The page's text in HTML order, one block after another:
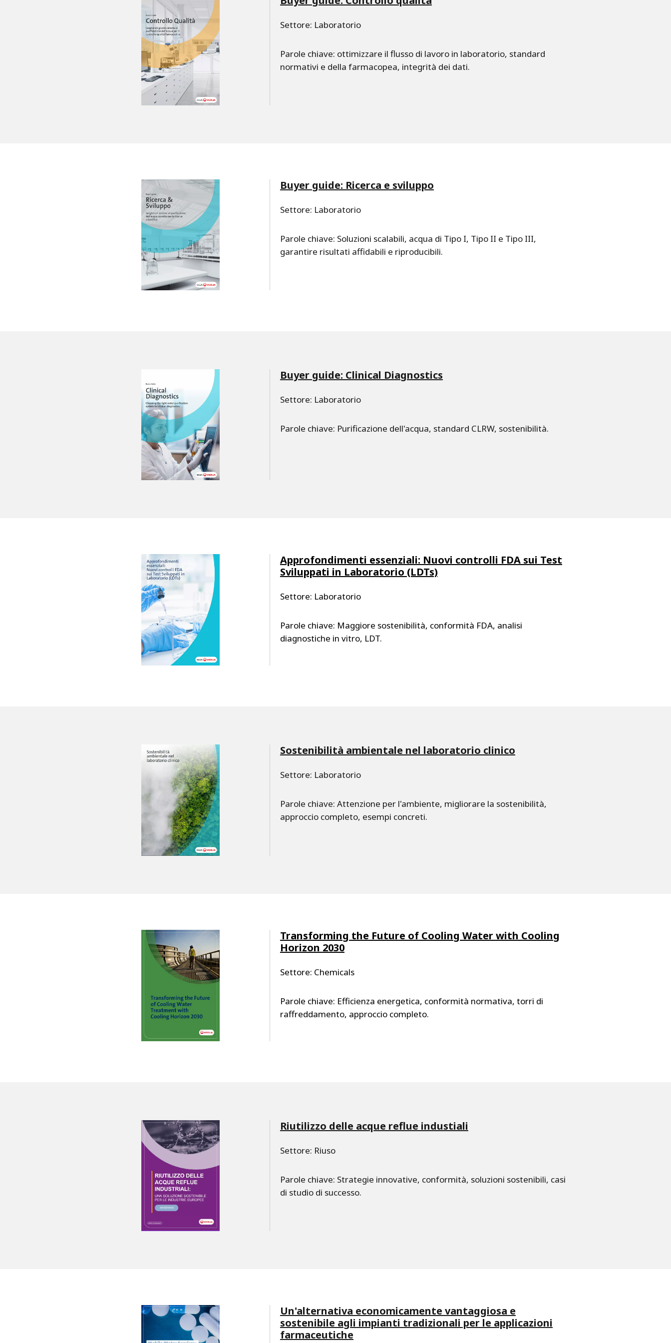
Settore: Laboratorio
Parole chiave: ottimizzare il flusso di lavoro in laboratorio, standard
normativi e della farmacopea, integrità dei dati.
Buyer guide: Ricerca e sviluppo
Settore: Laboratorio
Parole chiave: Soluzioni scalabili, acqua di Tipo I, Tipo II e Tipo III,
garantire risultati affidabili e riproducibili.
Buyer guide: Clinical Diagnostics
Settore: Laboratorio
Parole chiave: Purificazione dell'acqua, standard CLRW, sostenibilità.
Approfondimenti essenziali: Nuovi controlli FDA sui Test
Sviluppati in Laboratorio (LDTs)
Settore: Laboratorio
Parole chiave: Maggiore sostenibilità, conformità FDA, analisi
diagnostiche in vitro, LDT.
Sostenibilità ambientale nel laboratorio clinico
Settore: Laboratorio
Parole chiave: Attenzione per l'ambiente, migliorare la sostenibilità,
approccio completo, esempi concreti.
Transforming the Future of Cooling Water with Cooling
Horizon 2030
Settore: Chemicals
Parole chiave: Efficienza energetica, conformità normativa, torri di
raffreddamento, approccio completo.
Riutilizzo delle acque reflue industiali
Settore: Riuso
Parole chiave: Strategie innovative, conformità, soluzioni sostenibili, casi
di studio di successo.
Un'alternativa economicamente vantaggiosa e
sostenibile agli impianti tradizionali per le applicazioni
farmaceutiche